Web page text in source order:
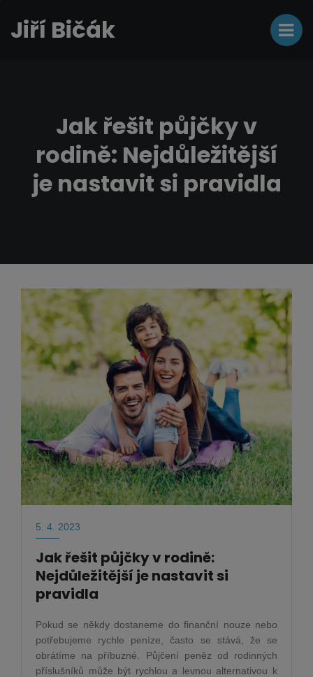
Jiří Bičák
Jak řešit půjčky v
rodině: Nejdůležitější
je nastavit si pravidla
5. 4. 2023
Jak řešit půjčky v rodině:
Nejdůležitější je nastavit si
pravidla
Pokud se někdy dostaneme do finanční nouze nebo
potřebujeme rychle peníze, často se stává, že se
obrátíme na příbuzné. Půjčení peněz od rodinných
příslušníků může být rychlou a levnou alternativou k